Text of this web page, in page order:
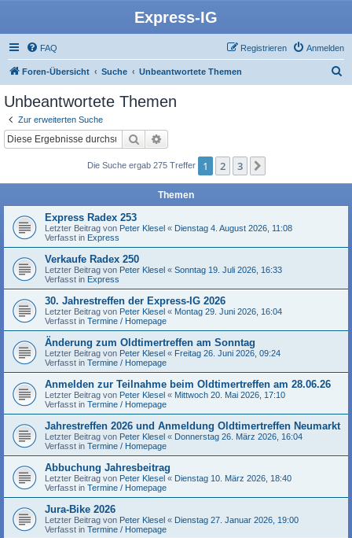
Express-IG
FAQ Anmelden
Registrieren
Foren-Übersicht Suche Unbeantwortete Themen
Unbeantwortete Themen
Zur erweiterten Suche
Suche
Die Suche ergab 275 Treffer 1 2 3
Themen
Express Radex 253
Letzter Beitrag von Peter Klesel « Dienstag 4. August 2026, 11:08
Verfasst in Express
Verkaufe Radex 250
Letzter Beitrag von Peter Klesel « Sonntag 19. Juli 2026, 16:33
Verfasst in Express
30. Jahrestreffen der Express-IG 2026
Letzter Beitrag von Peter Klesel « Montag 29. Juni 2026, 16:04
Verfasst in Termine / Homepage
Änderung zum Oldtimertreffen am Sonntag
Letzter Beitrag von Peter Klesel « Freitag 26. Juni 2026, 09:24
Verfasst in Termine / Homepage
Anmelden zur Teilnahme beim Oldtimertreffen am 28.06.26
Letzter Beitrag von Peter Klesel « Mittwoch 20. Mai 2026, 17:10
Verfasst in Termine / Homepage
Jahrestreffen 2026 und Anmeldung Oldtimertreffen Neumarkt
Letzter Beitrag von Peter Klesel « Donnerstag 26. März 2026, 16:04
Verfasst in Termine / Homepage
Abbuchung Jahresbeitrag
Letzter Beitrag von Peter Klesel « Dienstag 10. März 2026, 18:40
Verfasst in Termine / Homepage
Jura-Bike 2026
Letzter Beitrag von Peter Klesel « Dienstag 27. Januar 2026, 19:00
Verfasst in Termine / Homepage